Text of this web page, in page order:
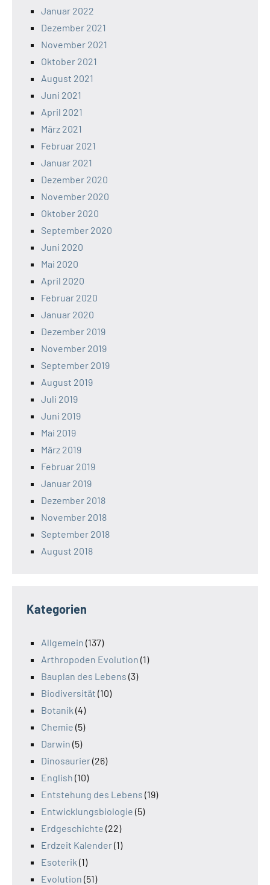
Januar 2022
Dezember 2021
November 2021
Oktober 2021
August 2021
Juni 2021
April 2021
März 2021
Februar 2021
Januar 2021
Dezember 2020
November 2020
Oktober 2020
September 2020
Juni 2020
Mai 2020
April 2020
Februar 2020
Januar 2020
Dezember 2019
November 2019
September 2019
August 2019
Juli 2019
Juni 2019
Mai 2019
März 2019
Februar 2019
Januar 2019
Dezember 2018
November 2018
September 2018
August 2018
Kategorien
Allgemein (137)
Arthropoden Evolution (1)
Bauplan des Lebens (3)
Biodiversität (10)
Botanik (4)
Chemie (5)
Darwin (5)
Dinosaurier(26)
English (10)
Entstehung des Lebens (19)
Entwicklungsbiologie (5)
Erdgeschichte (22)
Erdzeit Kalender(1)
Esoterik (1)
Evolution (51)